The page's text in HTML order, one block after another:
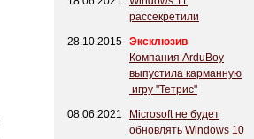
рассекретили
28.10.2015 Эксклюзив
Компания ArduBoy
выпустила карманную
игру "Тетрис"
08.06.2021
Microsoft не будет
обновлять Windows 10